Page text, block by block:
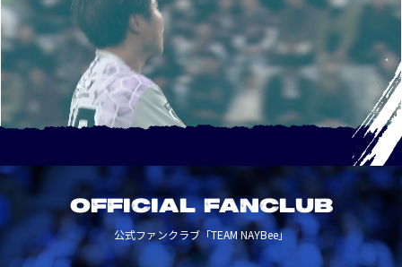
OFFICIAL FANCLUB
公式ファンクラブ「TEAM NAYBee」